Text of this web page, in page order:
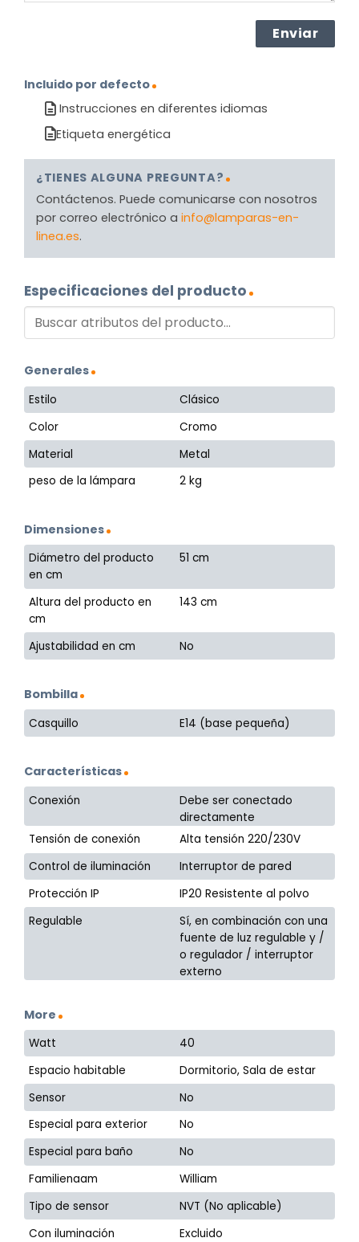
Incluido por defecto
Instrucciones en diferentes idiomas
Etiqueta energética
¿TIENES ALGUNA PREGUNTA?
Contáctenos. Puede comunicarse con nosotros
por correo electrónico a info@lamparas-en-
linea.es.
Especificaciones del producto
Generales
Estilo
Clásico
Color
Cromo
Material
Metal
peso de la lámpara
2 kg
Dimensiones
Diámetro del producto
en cm
51 cm
Altura del producto en
cm
143 cm
Ajustabilidad en cm No
Bombilla
Casquillo E14 (base pequeña)
Características
Conexión
Debe ser conectado
directamente
Tensión de conexión
Alta tensión 220/230V
Control de iluminación
Interruptor de pared
Protección IP
IP20 Resistente al polvo
Regulable
Sí, en combinación con una
fuente de luz regulable y /
o regulador / interruptor
externo
More
Watt
40
Espacio habitable
Dormitorio, Sala de estar
Sensor
No
Especial para exterior
No
Especial para baño
No
Familienaam
William
Tipo de sensor
NVT (No aplicable)
Con iluminación
Excluido